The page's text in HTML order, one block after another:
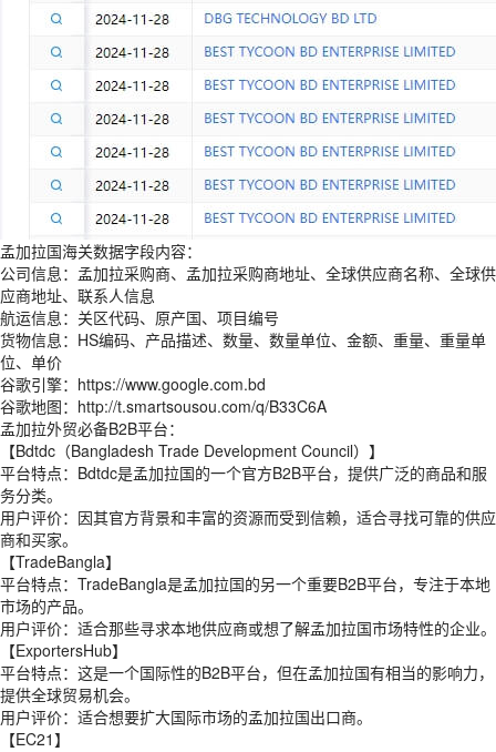
孟加拉国海关数据字段内容：
公司信息：孟加拉采购商、孟加拉采购商地址、全球供应商名称、全球供
应商地址、联系人信息
航运信息：关区代码、原产国、项目编号
货物信息：HS编码、产品描述、数量、数量单位、金额、重量、重量单
位、单价
谷歌引擎：https://www.google.com.bd
谷歌地图：http://t.smartsousou.com/q/B33C6A
孟加拉外贸必备B2B平台：
【Bdtdc（Bangladesh Trade Development Council）】
平台特点：Bdtdc是孟加拉国的一个官方B2B平台，提供广泛的商品和服
务分类。
用户评价：因其官方背景和丰富的资源而受到信赖，适合寻找可靠的供应
商和买家。
【TradeBangla】
平台特点：TradeBangla是孟加拉国的另一个重要B2B平台，专注于本地
市场的产品。
用户评价：适合那些寻求本地供应商或想了解孟加拉国市场特性的企业。
【ExportersHub】
平台特点：这是一个国际性的B2B平台，但在孟加拉国有相当的影响力，
提供全球贸易机会。
用户评价：适合想要扩大国际市场的孟加拉国出口商。
【EC21】